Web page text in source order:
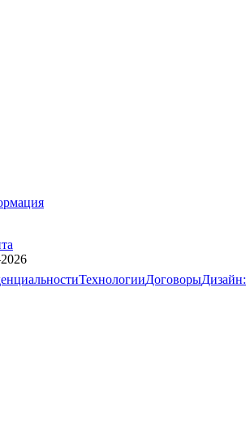
ТехнологииДоговорыДизайн: